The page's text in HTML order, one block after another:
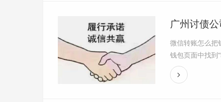
广州讨债
微信转账怎么把
钱包页面中找到